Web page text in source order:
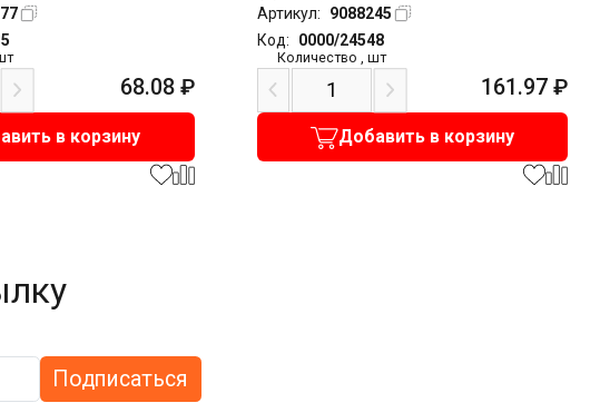
68.08 ₽
в корзину
Артикул:
9088245
Код:
0000/24548
Количество ,шт
161.97 ₽
Добавить в корзину